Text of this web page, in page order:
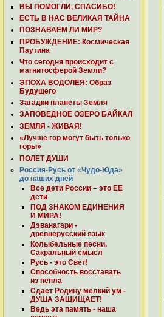
ВЫ ПОМОГЛИ, СПАСИБО!
ЕСТЬ В НАС ВЕЛИКАЯ ТАЙНА
ПОЗНАВАЕМ ЛИ МИР?
ПРОБУЖДЕНИЕ: Космическая
Паутина
Что сегодня происходит с
магнитосферой Земли?
ЭПОХА ВОДОЛЕЯ: Образ
Будущего
Загадки планеты Земля
ЗАПОВЕДНОЕ ОЗЕРО БАЙКАЛ
ЗЕМЛЯ - ЖИВАЯ!
«Лучше гор могут быть только
горы»
ПОЛЕТ ДУШИ
Россия-Русь от «Чудо-Юда»
до наших дней
Все дети России – это ЕЕ
дети
ПОД ЗНАКОМ ЕДИНЕНИЯ
И МИРА!
Дэванагари -
древнерусский язык
Колыбельные песни.
Сакральный смысл
Русь - это Свет!
Способность восставать
из пепла
Сдает Родину мелкий ум -
ДУША ЗАЩИЩАЕТ!
Ведь эта память - наша